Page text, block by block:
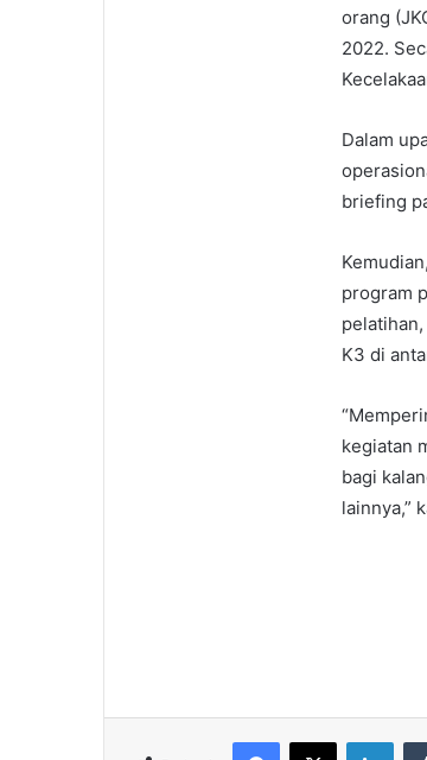
orang
2022.
Dalam
briefing
program
K3 di
kegiatan
bagi
lainnya,”
Facebook
X